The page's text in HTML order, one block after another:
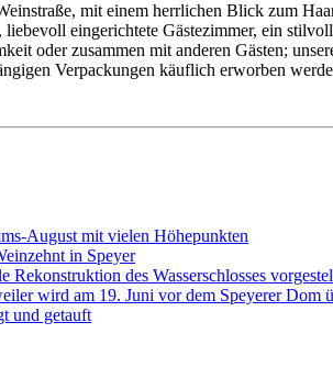
mit einem herrlichen Blick zum
eingerichtete Gästezimmer, ein
oder zusammen mit anderen Gästen;
Verpackungen käuflich erworben
August mit vielen Höhepunkten
in Speyer
Rekonstruktion des Wasserschlosses
wird am 19. Juni vor dem Speyerer Dom
und getauft